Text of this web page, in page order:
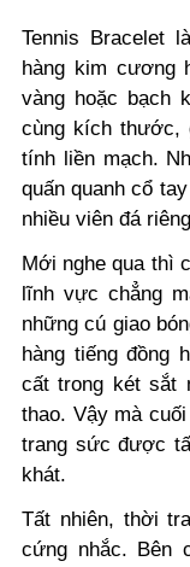
Tennis Bracelet
hàng kim cương
vàng hoặc bạch
cùng kích thước,
tính liền mạch.
quấn quanh cổ
nhiều viên đá
Mới nghe qua thì
lĩnh vực chẳng
những cú giao
hàng tiếng đồng
cất trong két sắt
thao. Vậy mà
trang sức được
khát.
Tất nhiên, thời
cứng nhắc. Bên